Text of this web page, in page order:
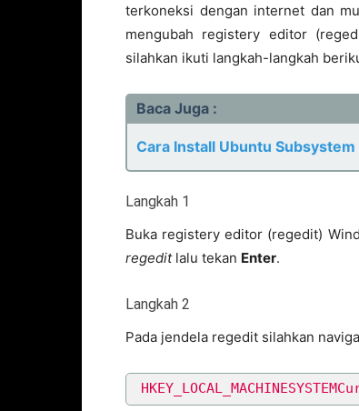
terkoneksi dengan internet dan
mengubah registery editor
silahkan ikuti langkah-langkah
Baca Juga :
Cara Install Ubuntu
Langkah 1
Buka registery editor (regedit)
regeditlalu tekan Enter.
Langkah 2
Pada jendela regedit silahkan